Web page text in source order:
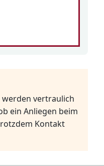
vertraulich
ein Anliegen beim
Kontakt